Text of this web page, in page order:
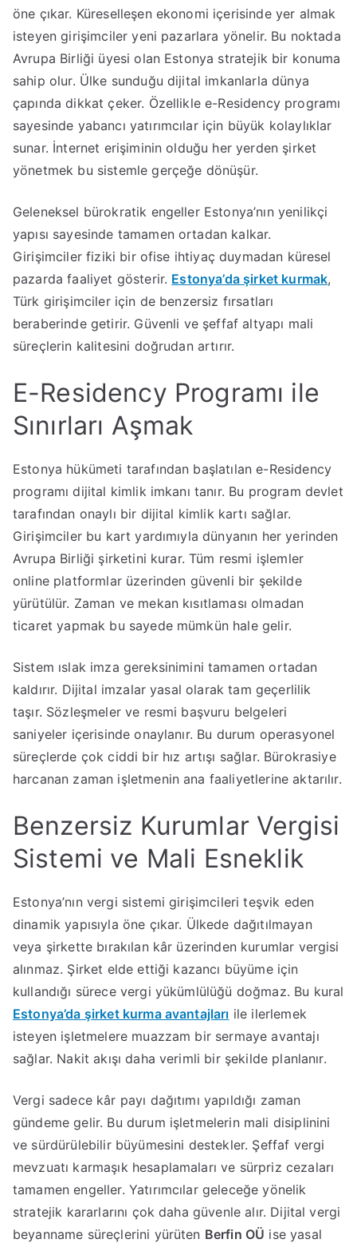
öne çıkar. Küreselleşen ekonomi içerisinde yer almak
isteyen girişimciler yeni pazarlara yönelir. Bu noktada
Avrupa Birliği üyesi olan Estonya stratejik bir konuma
sahip olur. Ülke sunduğu dijital imkanlarla dünya
çapında dikkat çeker. Özellikle e-Residency programı
sayesinde yabancı yatırımcılar için büyük kolaylıklar
sunar. İnternet erişiminin olduğu her yerden şirket
yönetmek bu sistemle gerçeğe dönüşür.
Geleneksel bürokratik engeller Estonya’nın yenilikçi
yapısı sayesinde tamamen ortadan kalkar.
Girişimciler fiziki bir ofise ihtiyaç duymadan küresel
pazarda faaliyet gösterir. Estonya’da şirket kurmak,
Türk girişimciler için de benzersiz fırsatları
beraberinde getirir. Güvenli ve şeffaf altyapı mali
süreçlerin kalitesini doğrudan artırır.
E-Residency Programı ile
Sınırları Aşmak
Estonya hükümeti tarafından başlatılan e-Residency
programı dijital kimlik imkanı tanır. Bu program devlet
tarafından onaylı bir dijital kimlik kartı sağlar.
Girişimciler bu kart yardımıyla dünyanın her yerinden
Avrupa Birliği şirketini kurar. Tüm resmi işlemler
online platformlar üzerinden güvenli bir şekilde
yürütülür. Zaman ve mekan kısıtlaması olmadan
ticaret yapmak bu sayede mümkün hale gelir.
Sistem ıslak imza gereksinimini tamamen ortadan
kaldırır. Dijital imzalar yasal olarak tam geçerlilik
taşır. Sözleşmeler ve resmi başvuru belgeleri
saniyeler içerisinde onaylanır. Bu durum operasyonel
süreçlerde çok ciddi bir hız artışı sağlar. Bürokrasiye
harcanan zaman işletmenin ana faaliyetlerine aktarılır.
Benzersiz Kurumlar Vergisi
Sistemi ve Mali Esneklik
Estonya’nın vergi sistemi girişimcileri teşvik eden
dinamik yapısıyla öne çıkar. Ülkede dağıtılmayan
veya şirkette bırakılan kâr üzerinden kurumlar vergisi
alınmaz. Şirket elde ettiği kazancı büyüme için
kullandığı sürece vergi yükümlülüğü doğmaz. Bu kural
Estonya’da şirket kurma avantajları ile ilerlemek
isteyen işletmelere muazzam bir sermaye avantajı
sağlar. Nakit akışı daha verimli bir şekilde planlanır.
Vergi sadece kâr payı dağıtımı yapıldığı zaman
gündeme gelir. Bu durum işletmelerin mali disiplinini
ve sürdürülebilir büyümesini destekler. Şeffaf vergi
mevzuatı karmaşık hesaplamaları ve sürpriz cezaları
tamamen engeller. Yatırımcılar geleceğe yönelik
stratejik kararlarını çok daha güvenle alır. Dijital vergi
beyanname süreçlerini yürüten Berfin OÜ ise yasal